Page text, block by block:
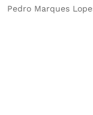
Pedro Marques